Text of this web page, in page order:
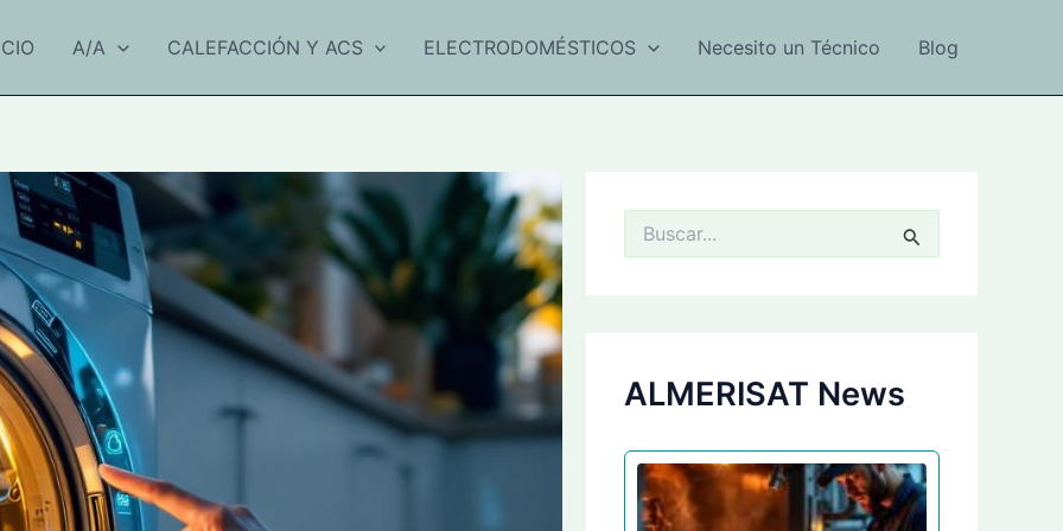
A/A CALEFACCIÓN Y ACS ELECTRODOMÉSTICOS Necesito un Técnico Blog
o
rALMERISAT News